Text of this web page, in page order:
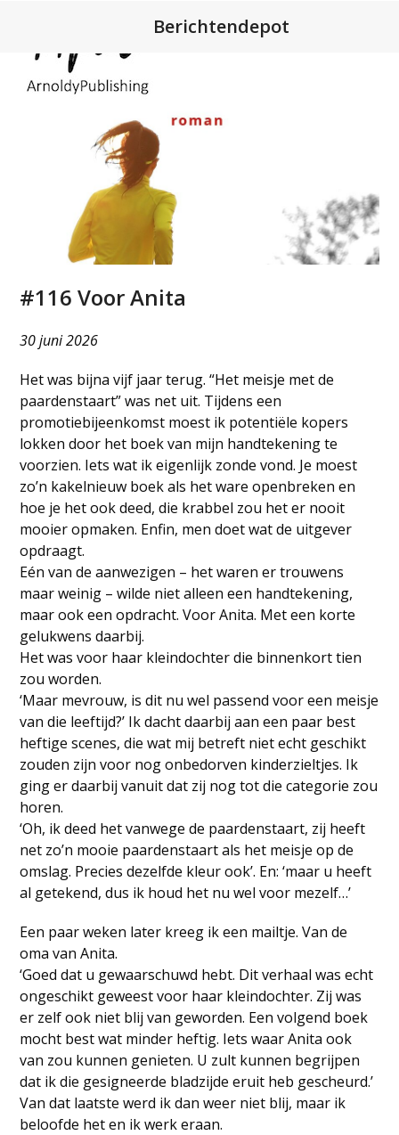
content
menu
menu
Berichtendepot
#116 Voor Anita
30 juni 2026
Het was bijna vijf jaar terug. “Het meisje met de
paardenstaart” was net uit. Tijdens een
promotiebijeenkomst moest ik potentiële kopers
lokken door het boek van mijn handtekening te
voorzien. Iets wat ik eigenlijk zonde vond. Je moest
zo’n kakelnieuw boek als het ware openbreken en
hoe je het ook deed, die krabbel zou het er nooit
mooier opmaken. Enfin, men doet wat de uitgever
opdraagt.
Eén van de aanwezigen – het waren er trouwens
maar weinig – wilde niet alleen een handtekening,
maar ook een opdracht. Voor Anita. Met een korte
gelukwens daarbij.
Het was voor haar kleindochter die binnenkort tien
zou worden.
‘Maar mevrouw, is dit nu wel passend voor een meisje
van die leeftijd?’ Ik dacht daarbij aan een paar best
heftige scenes, die wat mij betreft niet echt geschikt
zouden zijn voor nog onbedorven kinderzieltjes. Ik
ging er daarbij vanuit dat zij nog tot die categorie zou
horen.
‘Oh, ik deed het vanwege de paardenstaart, zij heeft
net zo’n mooie paardenstaart als het meisje op de
omslag. Precies dezelfde kleur ook’. En: ‘maar u heeft
al getekend, dus ik houd het nu wel voor mezelf…’
Een paar weken later kreeg ik een mailtje. Van de
oma van Anita.
‘Goed dat u gewaarschuwd hebt. Dit verhaal was echt
ongeschikt geweest voor haar kleindochter. Zij was
er zelf ook niet blij van geworden. Een volgend boek
mocht best wat minder heftig. Iets waar Anita ook
van zou kunnen genieten. U zult kunnen begrijpen
dat ik die gesigneerde bladzijde eruit heb gescheurd.’
Van dat laatste werd ik dan weer niet blij, maar ik
beloofde het en ik werk eraan.